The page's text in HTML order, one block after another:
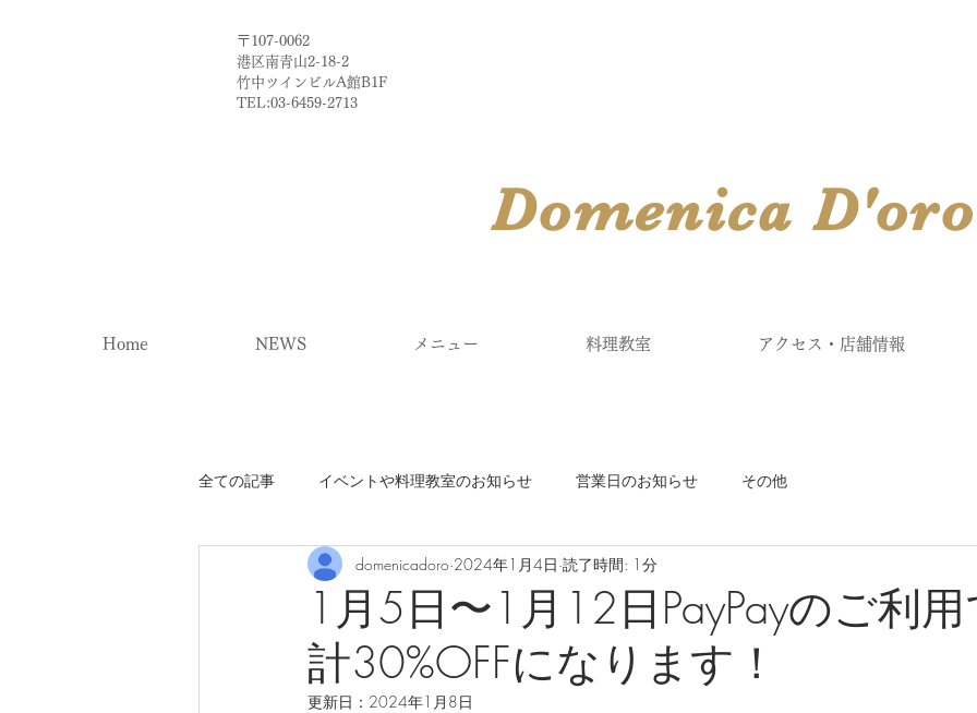
〒107-0062
港区南青山2-18-2​
​竹中ツインビルA館B1F
TEL:03-6459-2713
​Domenica D'oro
Home NEWS メニュー 料理教室 アクセス・店舗情報
全ての記事 イベントや料理教室のお知らせ 営業日のお知らせ その他
1月5日〜1月12日PayPayのご利
計30%OFFになります！
domenicadoro 2024年1月4日 読了時間: 1分
更新日： 2024年1月8日